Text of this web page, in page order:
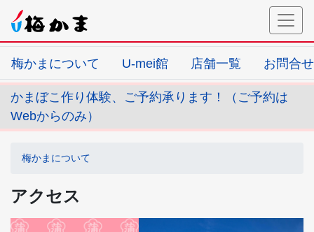
梅かまについて U-mei館 店舗一覧 お問合せ
かまぼこ作り体験、ご予約承ります！（ご予約は
Webからのみ）
梅かまについて
アクセス